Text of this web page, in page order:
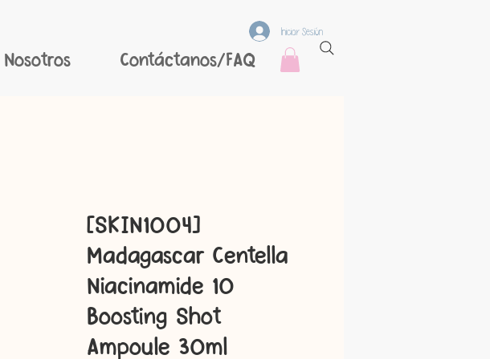
Nosotros Contáctanos/FAQ
Iniciar Sesión
[SKIN1004]
Madagascar Centella
Niacinamide 10
Boosting Shot
Ampoule 30ml